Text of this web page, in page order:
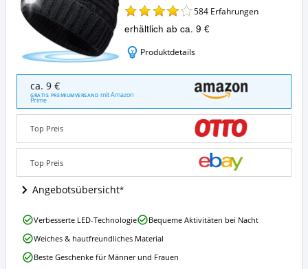
584 Erfahrungen
erhältlich ab ca. 9 €
Produktdetails
HIGHEVER
Mütze
mit
LED
Licht
Geschenke
Frauen
und
Männer
Wo
ist
diese
LED
Mütze
ca. 9 €
GRATIS PREMIUMVERSAND mit Amazon
Prime
Top Preis
Top Preis
Angebotsübersicht
HIGHEVER
Mütze
mit
LED
Verbesserte LED-Technologie
Bequeme Aktivitäten bei Nacht
Weiches & hautfreundliches Material
Beste Geschenke für Männer und Frauen